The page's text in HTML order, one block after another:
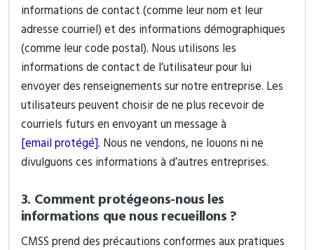
informations de contact (comme leur nom et leur
adresse courriel) et des informations démographiques
(comme leur code postal). Nous utilisons les
informations de contact de l’utilisateur pour lui
envoyer des renseignements sur notre entreprise. Les
utilisateurs peuvent choisir de ne plus recevoir de
courriels futurs en envoyant un message à
[email protégé]. Nous ne vendons, ne louons ni ne
divulguons ces informations à d’autres entreprises.
3. Comment protégeons-nous les
informations que nous recueillons ?
CMSS prend des précautions conformes aux pratiques